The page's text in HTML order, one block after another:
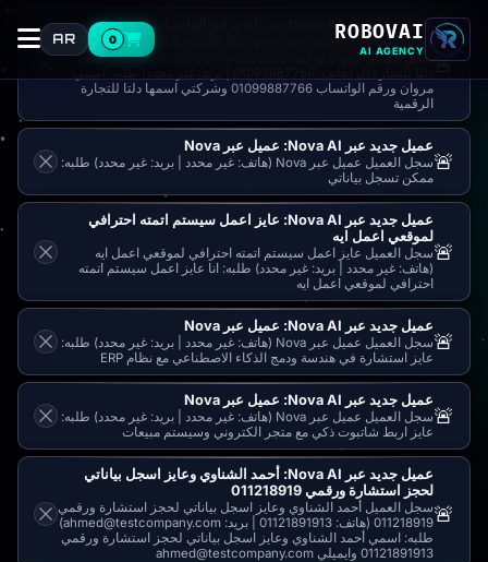
🚨
عميل جديد عبر Nova AI: مروان ورقم الواتساب
01099887766 وشركتي اسمها دلتا للتجارة ال
سجل العميل مروان ورقم الواتساب 01099887766 وشركتي اسمها
مروان ورقم الواتساب 01099887766 وشركتي اسمها دلتا للتجارة
الرقمية
🚨
عميل جديد عبر Nova AI: عميل عبر Nova
سجل العميل عميل عبر Nova (هاتف: غير محدد | بريد: غير محدد) طلبه:
ممكن تسجل بياناتي
🚨
عميل جديد عبر Nova AI: عايز اعمل سيستم اتمته احترافي
لموقعي اعمل ايه
سجل العميل عايز اعمل سيستم اتمته احترافي لموقعي اعمل ايه
(هاتف: غير محدد | بريد: غير محدد) طلبه: انا عايز اعمل سيستم اتمته
احترافي لموقعي اعمل ايه
🚨
عميل جديد عبر Nova AI: عميل عبر Nova
سجل العميل عميل عبر Nova (هاتف: غير محدد | بريد: غير محدد) طلبه:
عايز استشارة في هندسة ودمج الذكاء الاصطناعي مع نظام ERP
🚨
عميل جديد عبر Nova AI: عميل عبر Nova
سجل العميل عميل عبر Nova (هاتف: غير محدد | بريد: غير محدد) طلبه:
عايز اربط شاتبوت ذكي مع متجر الكتروني وسيستم مبيعات
🚨
عميل جديد عبر Nova AI: أحمد الشناوي وعايز اسجل بياناتي
لحجز استشارة ورقمي 011218919
سجل العميل أحمد الشناوي وعايز اسجل بياناتي لحجز استشارة ورقمي
011218919 (هاتف: 01121891913 | بريد: ahmed@testcompany.com)
طلبه: اسمي أحمد الشناوي وعايز اسجل بياناتي لحجز استشارة ورقمي
01121891913 وايميلي ahmed@testcompany.com
ROBOVAI
AI AGENCY
0
AR